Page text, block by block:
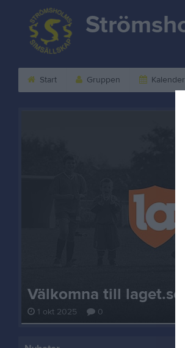
Start Gruppen Kalender
Välkomna till
1 okt 2025 0